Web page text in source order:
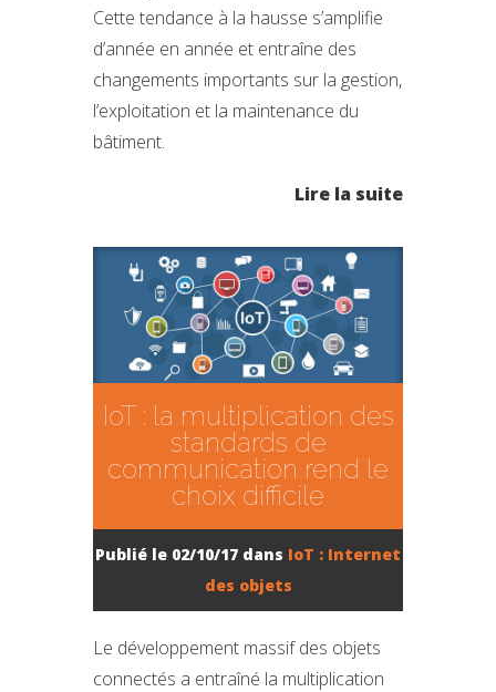
Cette tendance à la hausse s’amplifie
d’année en année et entraîne des
changements importants sur la gestion,
l’exploitation et la maintenance du
bâtiment.
Lire la suite
IoT : la multiplication des
standards de
communication rend le
choix difficile
Publié le 02/10/17 dans IoT : Internet
des objets
Le développement massif des objets
connectés a entraîné la multiplication